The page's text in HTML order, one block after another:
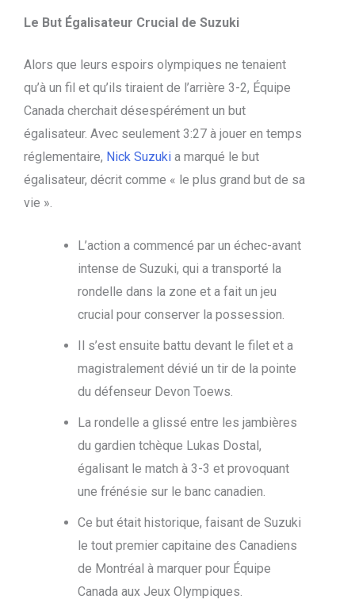
Le But Égalisateur Crucial de Suzuki
Alors que leurs espoirs olympiques ne tenaient
qu’à un fil et qu’ils tiraient de l’arrière 3-2, Équipe
Canada cherchait désespérément un but
égalisateur. Avec seulement 3:27 à jouer en temps
réglementaire, Nick Suzuki a marqué le but
égalisateur, décrit comme « le plus grand but de sa
vie ».
L’action a commencé par un échec-avant
intense de Suzuki, qui a transporté la
rondelle dans la zone et a fait un jeu
crucial pour conserver la possession.
Il s’est ensuite battu devant le filet et a
magistralement dévié un tir de la pointe
du défenseur Devon Toews.
La rondelle a glissé entre les jambières
du gardien tchèque Lukas Dostal,
égalisant le match à 3-3 et provoquant
une frénésie sur le banc canadien.
Ce but était historique, faisant de Suzuki
le tout premier capitaine des Canadiens
de Montréal à marquer pour Équipe
Canada aux Jeux Olympiques.